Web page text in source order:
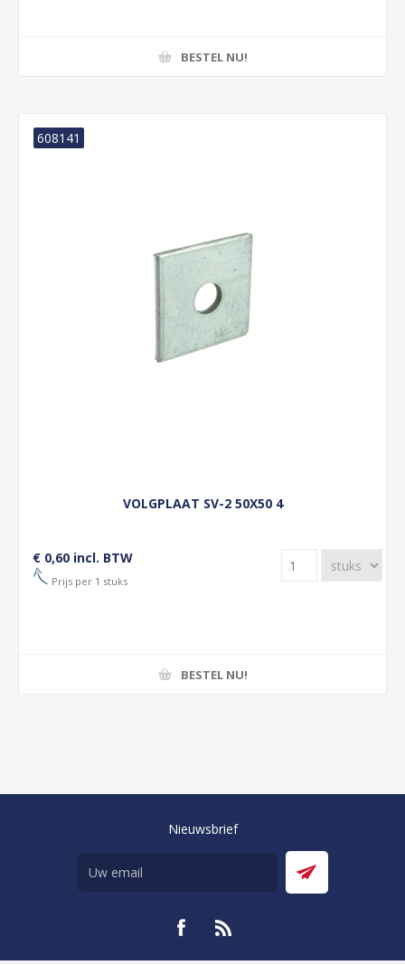
BESTEL NU!
VOLGPLAAT SV-2 50X50 4
608141
€ 0,60 incl. BTW
Prijs per 1 stuks
BESTEL NU!
Nieuwsbrief